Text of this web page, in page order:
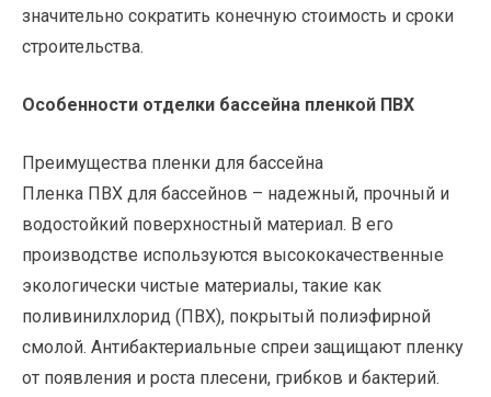
значительно сократить конечную стоимость и сроки
строительства.
Особенности отделки бассейна пленкой ПВХ
Преимущества пленки для бассейна
Пленка ПВХ для бассейнов – надежный, прочный и
водостойкий поверхностный материал. В его
производстве используются высококачественные
экологически чистые материалы, такие как
поливинилхлорид (ПВХ), покрытый полиэфирной
смолой. Антибактериальные спреи защищают пленку
от появления и роста плесени, грибков и бактерий.